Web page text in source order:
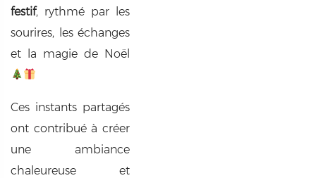
festif, rythmé par les
sourires, les échanges
et la magie de Noël
Ces instants partagés
ont contribué à créer
une ambiance
chaleureuse et